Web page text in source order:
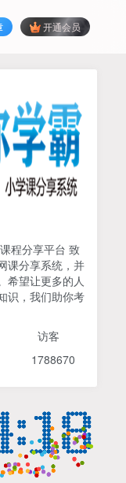
开通会员
2026七八九
优辅》数学公
小学+初中+高
497人已阅读
龄阶段分类）
486人已阅读
420人已阅读
思维（抖音）|
程视频合集
程分享平台 致
课分享系统，并
希望让更多的人
识，我们助你考
访客
1788670